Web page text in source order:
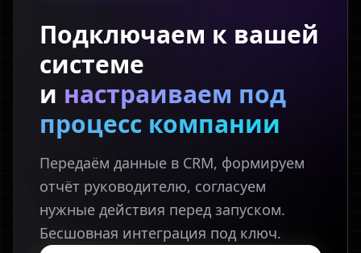
Подключаем к вашей
системе
и настраиваем под
процесс компании
Передаём данные в CRM, формируем
отчёт руководителю, согласуем
нужные действия перед запуском.
Бесшовная интеграция под ключ.